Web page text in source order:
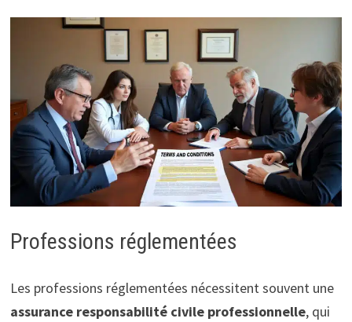
Professions réglementées
Les professions réglementées nécessitent souvent une
assurance responsabilité civile professionnelle, qui